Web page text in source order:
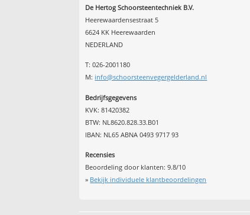
De Hertog Schoorsteentechniek B.V.
Heerewaardensestraat 5
6624 KK Heerewaarden
NEDERLAND
T: 026-2001180
M: info@schoorsteenvegergelderland.nl
Bedrijfsgegevens
KVK: 81420382
BTW: NL8620.828.33.B01
IBAN: NL65 ABNA 0493 9717 93
Recensies
Beoordeling door klanten:9.8/10
» Bekijk individuele klantbeoordelingen